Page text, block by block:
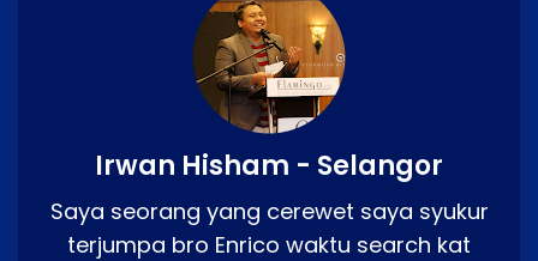
Irwan Hisham - Selangor
Saya seorang yang cerewet saya syukur
terjumpa bro Enrico waktu search kat